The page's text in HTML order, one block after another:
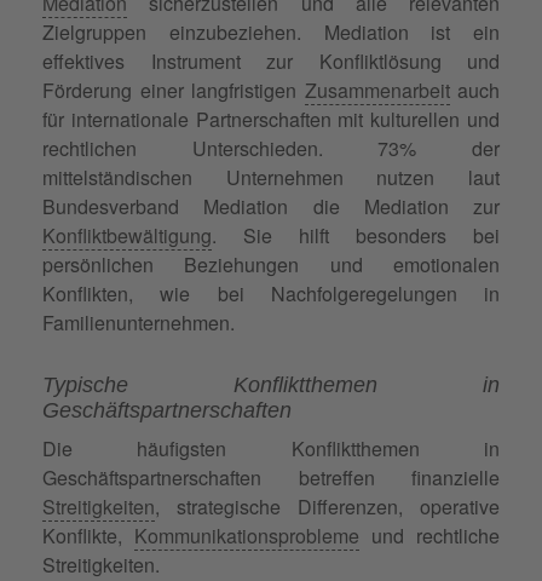
Zielgruppen einzubeziehen. Mediation ist ein
effektives Instrument zur Konfliktlösung und
Förderung einer langfristigen Zusammenarbeitauch
für internationale Partnerschaften mit kulturellen und
rechtlichen Unterschieden. 73% der
mittelständischen Unternehmen nutzen laut
Bundesverband Mediation die Mediation zur
Konfliktbewältigung. Sie hilft besonders bei
persönlichen Beziehungen und emotionalen
Konflikten, wie bei Nachfolgeregelungen in
Familienunternehmen.
Typische Konfliktthemen in
Geschäftspartnerschaften
Die häufigsten Konfliktthemen in
Geschäftspartnerschaften betreffen finanzielle
Streitigkeiten, strategische Differenzen, operative
Konflikte, Kommunikationsprobleme und rechtliche
Streitigkeiten.